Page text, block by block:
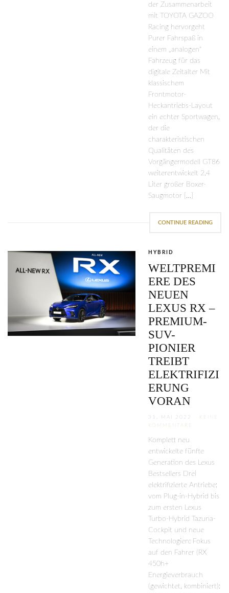
der Zusammenarbeit
mit TOYOTA GAZOO
Racing hervorgeht
Purer Fahrspaß in
einem „analogen“
Fahrzeug für das
digitale Zeitalter Mit
klassischem
Frontmotor-
Heckantriebs-Layout
ein echter Sportwagen,
der die
charakteristischen
Qualitäten des
Vorgängermodell GT86
weiterentwickelt 2,4
Liter großer Boxer-
Saugmotor […]
CONTINUE READING
HYBRID
WELTPREMI
ERE DES
NEUEN
LEXUS RX –
PREMIUM-
SUV-
PIONIER
TREIBT
ELEKTRIFIZI
ERUNG
VORAN
31. MAI 2022
KEINE
KOMMENTARE
Komplett neu
entwickelte fünfte
Generation des Lexus
Bestsellers Drei
elektrifizierte Antriebe:
vom Plug-in-Hybrid bis
zum ersten Lexus
Turbo-Hybrid Tazuna-
Cockpit und neue
Technologien: Fokus
auf den Fahrer (RX
450h+
Energieverbrauch
(gewichtet, kombiniert):